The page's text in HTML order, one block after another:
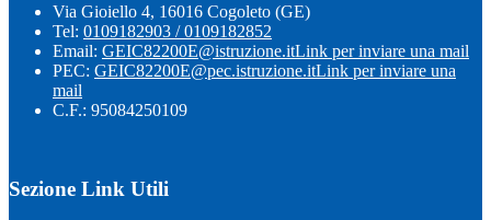
Via Gioiello 4, 16016 Cogoleto (GE)
Tel: 0109182903 / 0109182852
Email: GEIC82200E@istruzione.itLink per inviare una mail
PEC: GEIC82200E@pec.istruzione.itLink per inviare una
mail
C.F.: 95084250109
Sezione Link Utili